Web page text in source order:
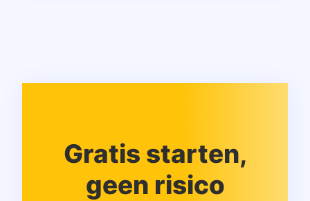
Gratis starten,
geen risico